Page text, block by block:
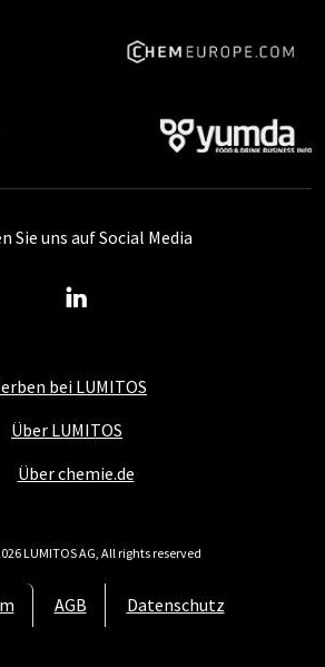
bei LUMITOS
Über LUMITOS
Über chemie.de
AGB Datenschutz
Sie uns auf Social Media
LUMITOS AG, All rights reserved